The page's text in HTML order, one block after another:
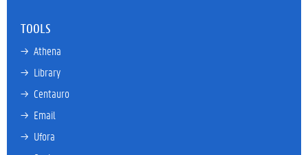
TOOLS
→ Athena
→ Library
→ Centauro
→ Email
→ Ufora